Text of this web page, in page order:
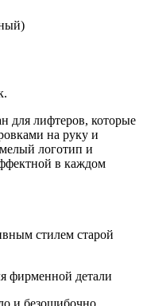
для лифтеров, которые
на руку и
логотип и
в каждом
стилем старой
фирменной детали
и безошибочно